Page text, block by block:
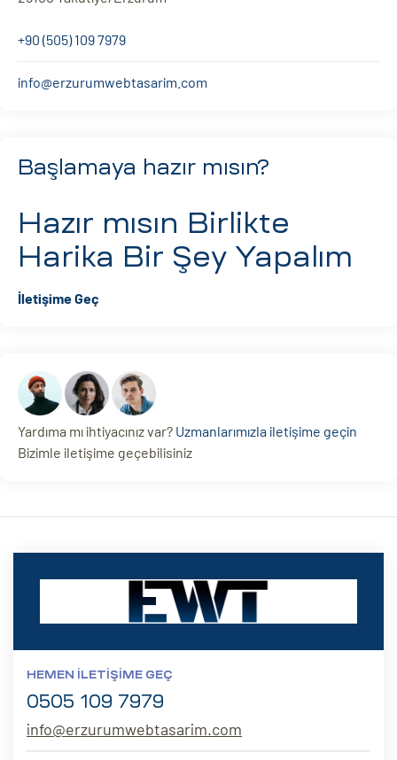
+90 (505) 109 7979
info@erzurumwebtasarim.com
Başlamaya hazır mısın?
Hazır mısın Birlikte
Harika Bir Şey Yapalım
İletişime Geç
Yardıma mı ihtiyacınız var? Uzmanlarımızla iletişime geçin
Bizimle iletişime geçebilisiniz
HEMEN İLETIŞIME GEÇ
0505 109 7979
info@erzurumwebtasarim.com